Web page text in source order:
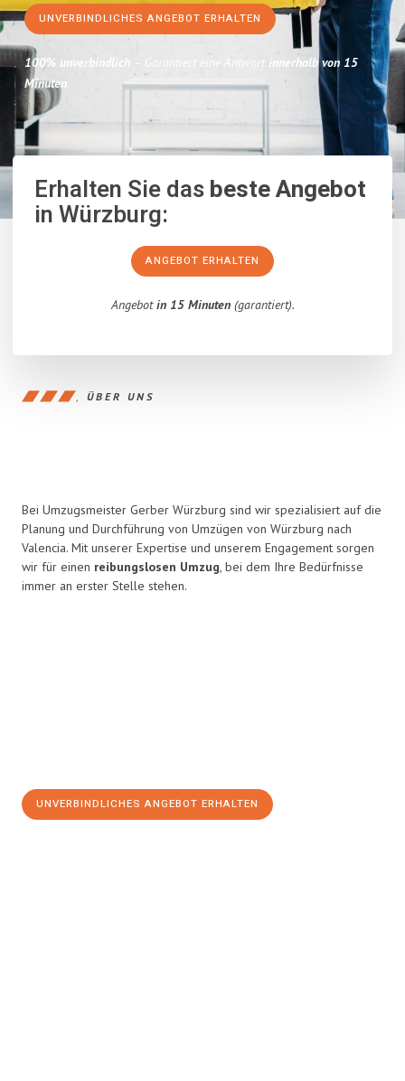
UNVERBINDLICHES ANGEBOT ERHALTEN
100% unverbindlich – Garantiert eine Antwort innerhalb von 15
Minuten.
Erhalten Sie dasbeste Angebot
in Würzburg:
ANGEBOT ERHALTEN
Angebotin 15 Minuten(garantiert).
ÜBER UNS
Bei Umzugsmeister Gerber Würzburg sind wir spezialisiert auf die
Planung und Durchführung von Umzügen von Würzburg nach
Valencia. Mit unserer Expertise und unserem Engagement sorgen
wir für einen reibungslosen Umzug, bei dem Ihre Bedürfnisse
immer an erster Stelle stehen.
UNVERBINDLICHES ANGEBOT ERHALTEN